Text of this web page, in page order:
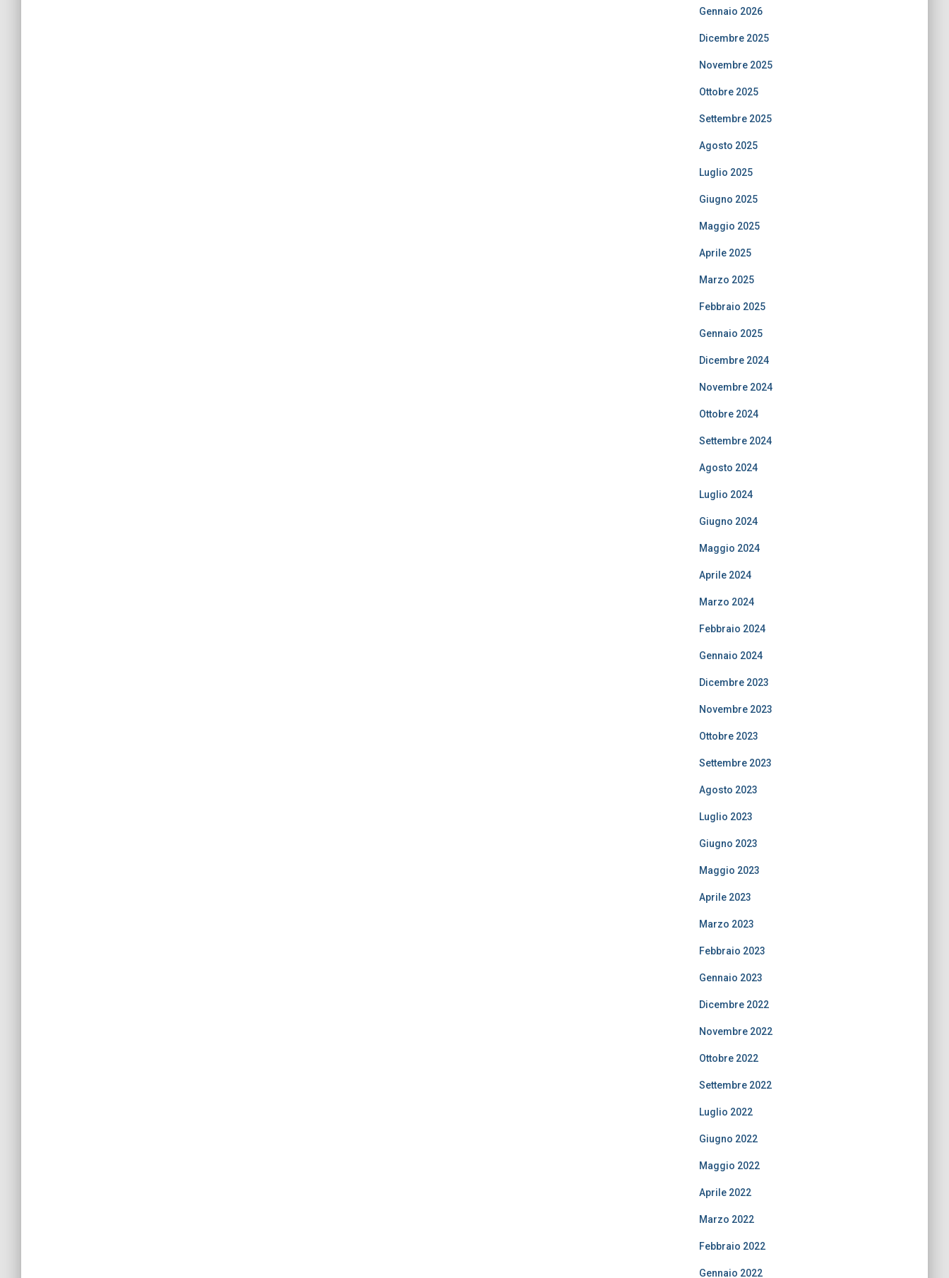
Gennaio 2026
Dicembre 2025
Novembre 2025
Ottobre 2025
Settembre 2025
Agosto 2025
Luglio 2025
Giugno 2025
Maggio 2025
Aprile 2025
Marzo 2025
Febbraio 2025
Gennaio 2025
Dicembre 2024
Novembre 2024
Ottobre 2024
Settembre 2024
Agosto 2024
Luglio 2024
Giugno 2024
Maggio 2024
Aprile 2024
Marzo 2024
Febbraio 2024
Gennaio 2024
Dicembre 2023
Novembre 2023
Ottobre 2023
Settembre 2023
Agosto 2023
Luglio 2023
Giugno 2023
Maggio 2023
Aprile 2023
Marzo 2023
Febbraio 2023
Gennaio 2023
Dicembre 2022
Novembre 2022
Ottobre 2022
Settembre 2022
Luglio 2022
Giugno 2022
Maggio 2022
Aprile 2022
Marzo 2022
Febbraio 2022
Gennaio 2022